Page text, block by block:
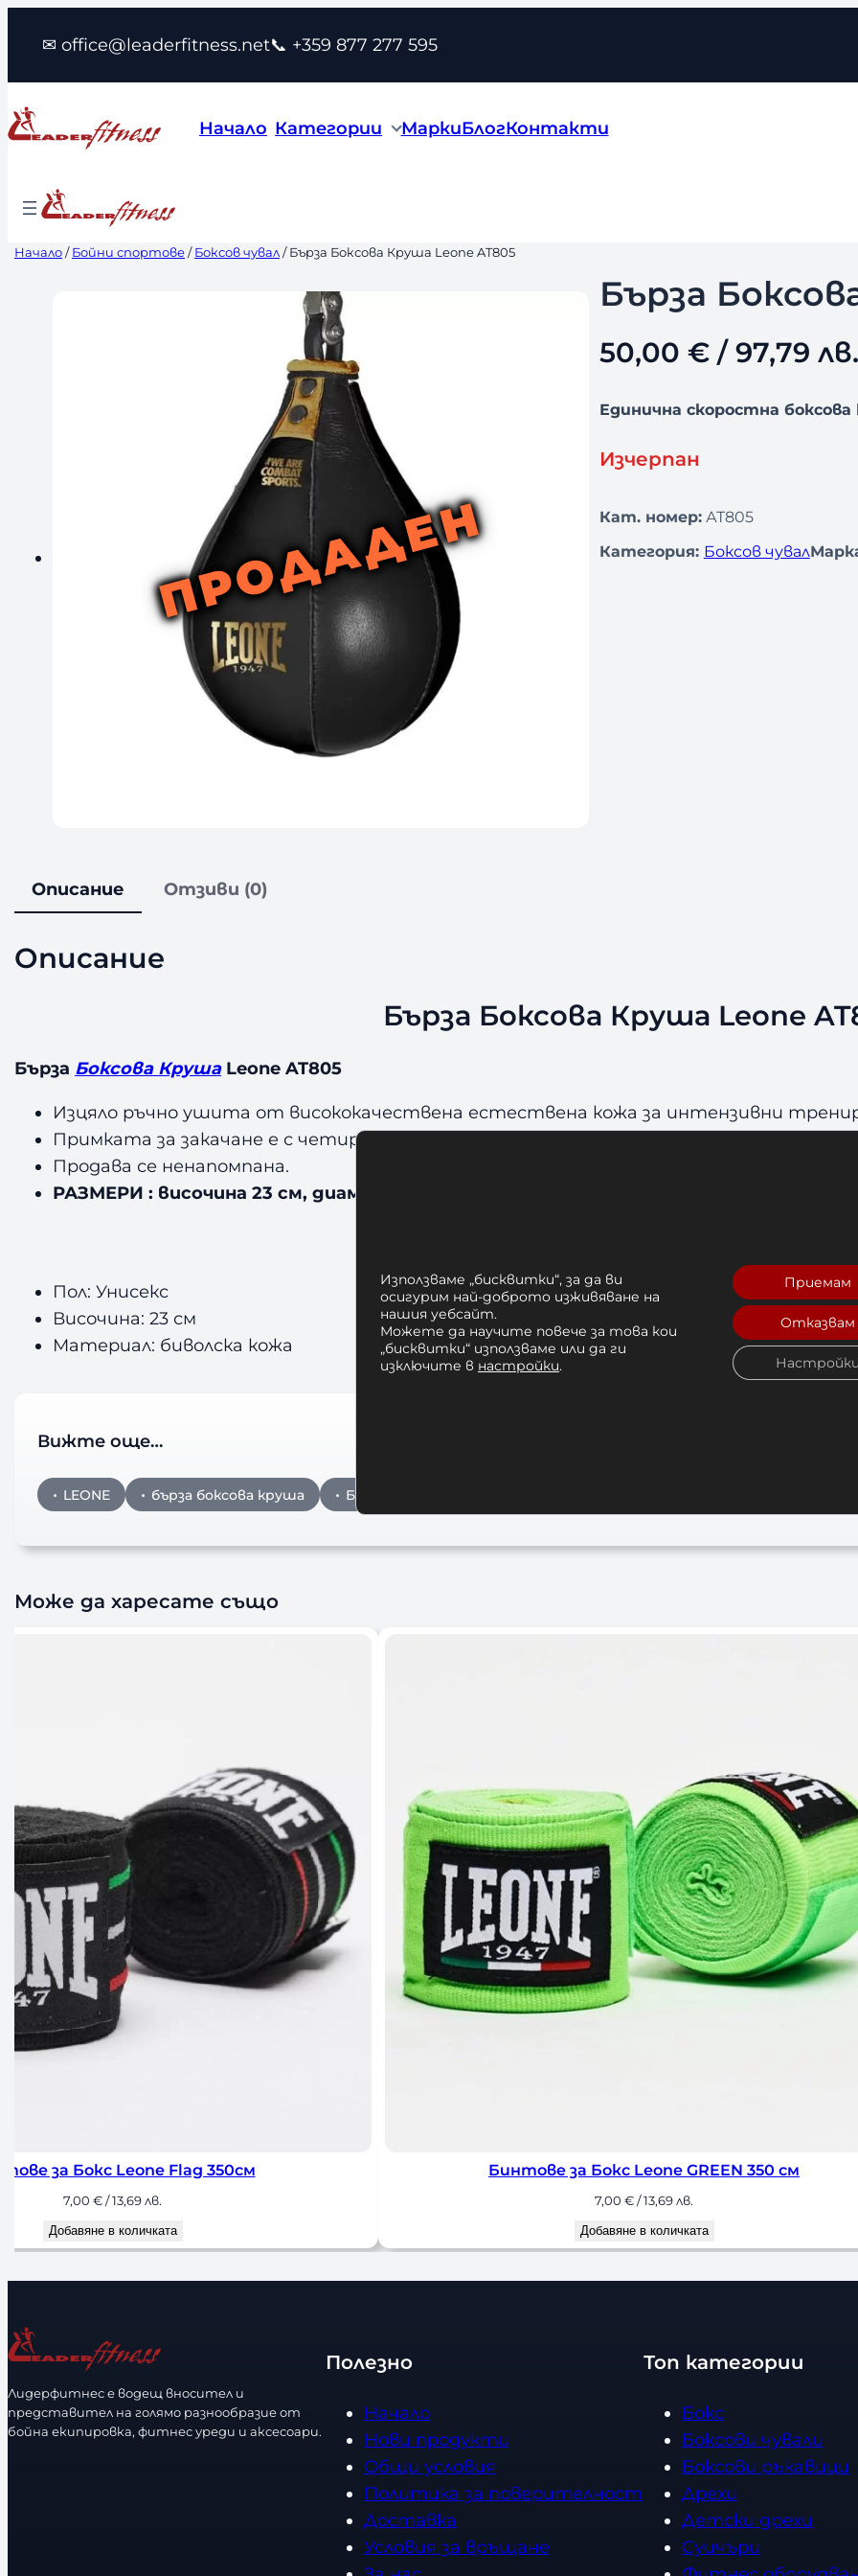
съдържанието
✉ office@leaderfitness.net📞 +359 877 277 595
Начало Категории МаркиБлогКонтакти
Начало/Бойни спортове/Боксов чувал/ Бърза Боксова Круша Leone AT805
ПРОДАДЕН
Бърза
50,00 €/ 97,79 лв.
Единична скоростна боксова
Изчерпан
Кат. номер: АТ805
Категория: Боксов чувал
Описание Отзиви (0)
Описание
Бърза Боксова Круша Leone
Бърза Боксова КрушаLeone AT805
Изцяло ръчно ушита от висококачествена естествена кожа за интензивни
Примката за закачане е с четири нита и е трислойна за издръжливо и
Продава се ненапомпана.
РАЗМЕРИ : височина 23 см, диаметър 17 см
Пол: Унисекс
Височина: 23 см
Материал: биволска кожа
Вижте още…
LEONE бърза боксова круша Бърза Боксова Круша Leone АТ805
Може да харесате също
за Бокс Leone Flag 350см
7,00€/ 13,69 лв.
Добавяне в количката
Бинтове за Бокс Leone GREEN 350 см
7,00€/ 13,69 лв.
Добавяне в количката
Лидерфитнес е водещ вносител и
представител на голямо разнообразие от
бойна екипировка, фитнес уреди и аксесоари.
Полезно
Начало
Нови продукти
Общи условия
Политика за поверителност
Доставка
Условия за връщане
Топ категории
Бокс
Боксови чували
Боксови ръкавици
Дрехи
Детски дрехи
Суичъри
Използваме „бисквитки“, за да ви
осигурим най-доброто изживяване на
нашия уебсайт.
Можете да научите повече за това кои
„бисквитки“ използваме или да ги
изключите в настройки.
Приемам
Отказвам